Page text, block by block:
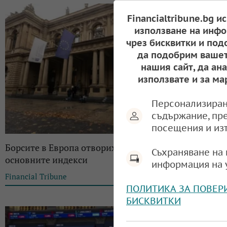
Борсите в Европа отвориха с понижение на
основните индекси
Financial Tribune
Financialtribune.bg
използване на
чрез бисквитки и
да подобрим
нашия сайт, да
използвате и за
съдържание,
посещения и
Съхраняване
информация на
ПОЛИТИКА ЗА
БИСКВИТКИ